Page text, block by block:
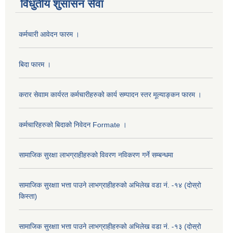
विधुतीय शुसासन सेवा
कर्मचारी आवेदन फारम ।
बिदा फारम ।
करार सेवााम कार्यरत कर्मचारीहरुको कार्य सम्पादन स्तर मूल्याङ्कन फारम ।
कर्मचारिहरुको बिदाको निवेदन Formate ।
सामाजिक सुरक्षा लाभग्राहीहरुको विवरण नविकरण गर्ने सम्बन्धमा
सामाजिक सुरक्षाा भत्ता पाउने लाभग्राहीहरुको अभिलेख वडा नं. -१४ (दोस्रो
किस्ता)
सामाजिक सुरक्षाा भत्ता पाउने लाभग्राहीहरुको अभिलेख वडा नं. -१३ (दोस्रो